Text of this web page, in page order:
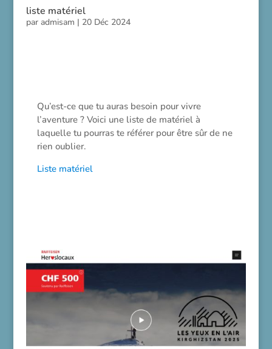
liste matériel
par admisam | 20 Déc 2024
Qu’est-ce que tu auras besoin pour vivre
l’aventure ? Voici une liste de matériel à
laquelle tu pourras te référer pour être sûr de ne
rien oublier.
Liste matériel